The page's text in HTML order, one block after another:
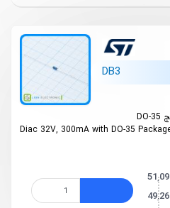
DB3
Diac 32V, 300mA with DO-35